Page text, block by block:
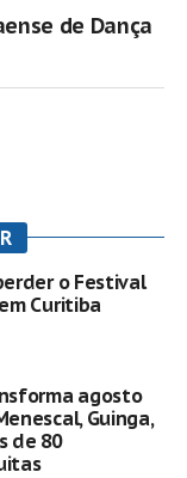
de Dança
o Festival
Curitiba
agosto
Guinga,
de 80